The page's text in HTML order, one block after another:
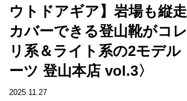
ウトドアギア】岩場も縦
カバーできる登山靴がコ
リ系＆ライト系の2モデル
ーツ 登山本店 vol.3〉
2025.11.27